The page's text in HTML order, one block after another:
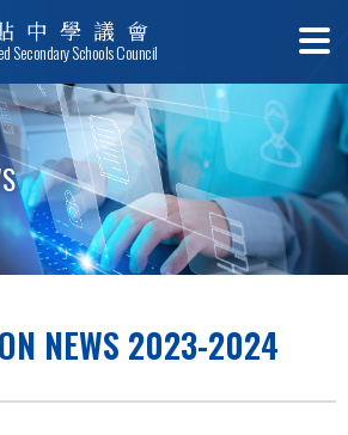
中學議會
Secondary Schools Council
NEWS 2023-2024